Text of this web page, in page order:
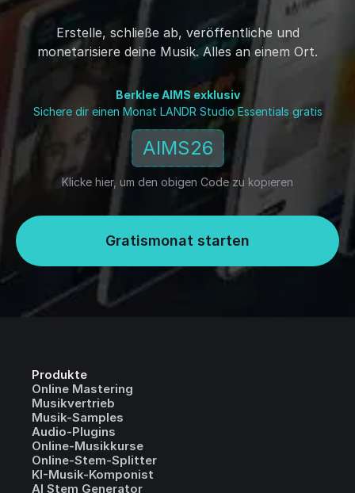
Erstelle, schließe ab, veröffentliche und
monetarisiere deine Musik. Alles an einem Ort.
Berklee AIMS exklusiv
Sichere dir einen Monat LANDR Studio Essentials gratis
AIMS26
Klicke hier, um den obigen Code zu kopieren
Gratismonat starten
Produkte
Online Mastering
Musikvertrieb
Musik-Samples
Audio-Plugins
Online-Musikkurse
Online-Stem-Splitter
KI-Musik-Komponist
AI Stem Generator